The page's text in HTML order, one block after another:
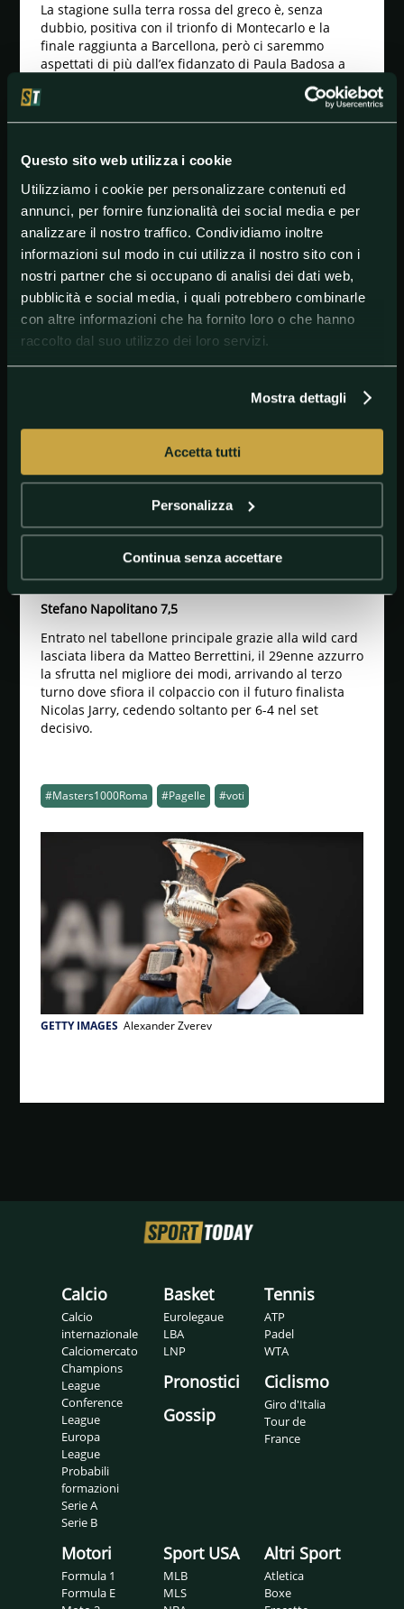
Questo sito web utilizza i cookie
Utilizziamo i cookie per personalizzare contenuti ed
annunci, per fornire funzionalità dei social media e per
analizzare il nostro traffico. Condividiamo inoltre
informazioni sul modo in cui utilizza il nostro sito con i
nostri partner che si occupano di analisi dei dati web,
pubblicità e social media, i quali potrebbero combinarle
con altre informazioni che ha fornito loro o che hanno
raccolto dal suo utilizzo dei loro servizi.
Mostra dettagli
Accetta tutti
Personalizza
Continua senza accettare
La stagione sulla terra rossa del greco è, senza
dubbio, positiva con il trionfo di Montecarlo e la
finale raggiunta a Barcellona, però ci saremmo
aspettati di più dall’ex fidanzato di Paula Badosa a
Roma dove getta al vento un match incanalato sul
binario giusto con Jarry in cui spreca ben cinque
palle-break nel secondo parziale, determinanti per
aggiudicato il primo set.
Daniil Medvedev 5
La sensazione che il successo di un anno fa al Foro
Italico sia stato episodico ci attraversa la mente nel
momento in cui il russo si arrende a Paul negli ottavi;
preferita dal moscovita che, non a caso, non è mai
andato oltre i quarti al Roland Garros.
Mouratoglou di nuovo al suo fianco, incassa già al 3°
dell’argentino Sebastian Baez.
non è cosa da tutti e il perugino si merita un voto
altissimo per le quattro partite vinte al Foro Italico
energie per andarsi, poi, a conquistare il titolo nel
Challenger di Torino.
Stefano Napolitano 7,5
Entrato nel tabellone principale grazie alla wild card
lasciata libera da Matteo Berrettini, il 29enne azzurro
la sfrutta nel migliore dei modi, arrivando al terzo
turno dove sfiora il colpaccio con il futuro finalista
Nicolas Jarry, cedendo soltanto per 6-4 nel set
decisivo.
#Masters1000Roma #Pagelle #voti
GETTY IMAGES Alexander Zverev
Calcio
Calcio
internazionale
Calciomercato
Champions
League
Conference
League
Europa
League
Probabili
formazioni
Serie A
Serie B
Basket
Eurolegaue
LBA
LNP
Pronostici
Gossip
Tennis
ATP
Padel
WTA
Ciclismo
Giro d'Italia
Tour de
France
Motori
Formula 1
Formula E
Sport USA
MLB
MLS
Altri Sport
Atletica
Boxe